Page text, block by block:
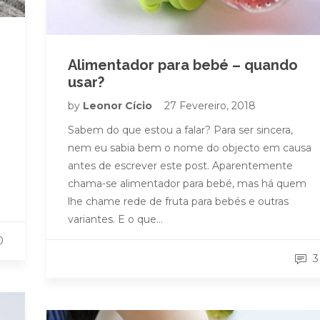
Alimentador para bebé – quando
usar?
by Leonor Cício
27 Fevereiro, 2018
Sabem do que estou a falar? Para ser sincera,
nem eu sabia bem o nome do objecto em causa
antes de escrever este post. Aparentemente
chama-se alimentador para bebé, mas há quem
lhe chame rede de fruta para bebés e outras
variantes. E o que…
3